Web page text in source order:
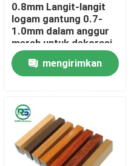
0.8mm Langit-langit
logam gantung 0.7-
1.0mm dalam anggur
merah untuk dekorasi
modern dan sederhana
mengirimkan